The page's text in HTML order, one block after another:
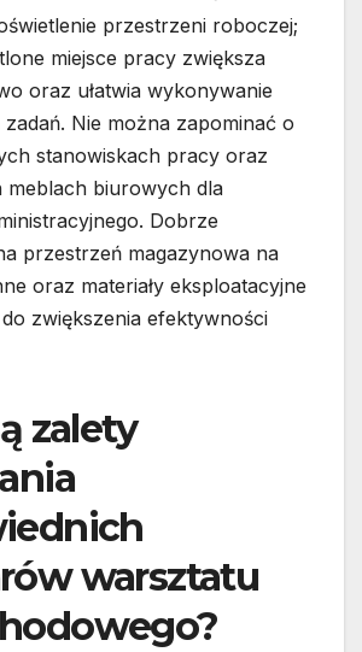
przestrzeni roboczej;
miejsce pracy zwiększa
oraz ułatwia wykonywanie
Nie można zapominać o
stanowiskach pracy oraz
meblach biurowych dla
Dobrze
przestrzeń magazynowa na
oraz materiały eksploatacyjne
zwiększenia efektywności
zalety
warsztatu